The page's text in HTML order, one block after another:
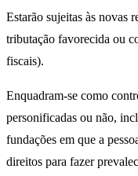
Estarão sujeitas às novas
tributação favorecida ou
fiscais).
Enquadram-se como
personificadas ou não,
fundações em que a
direitos para fazer